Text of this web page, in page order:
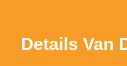
Details Van